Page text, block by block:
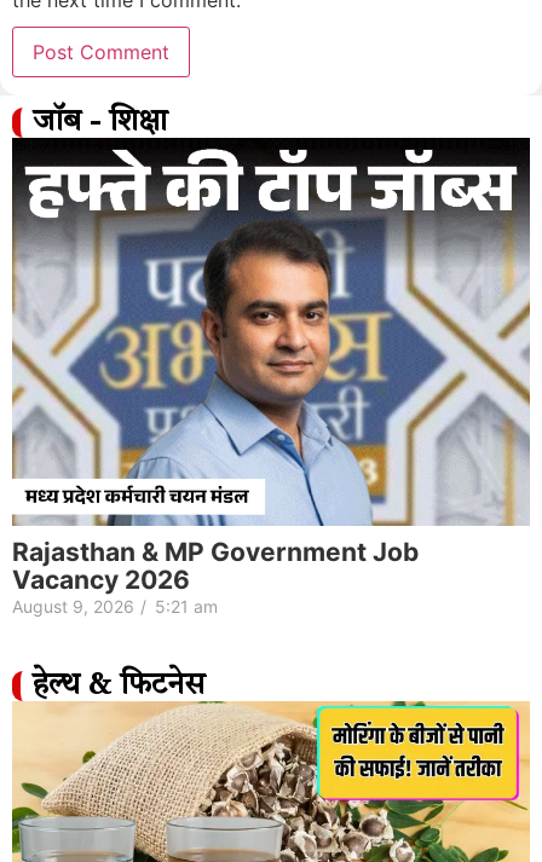
जॉब - शिक्षा
Rajasthan & MP Government Job
Vacancy 2026
August 9, 2026 / 5:21 am
हेल्थ & फिटनेस